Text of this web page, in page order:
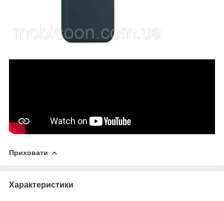
Приховати
Характеристики